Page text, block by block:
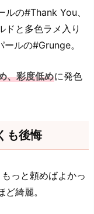
の#Thank You、
ドと多色ラメ入り
ルの#Grunge。
、彩度低めに発色
も後悔
っと頼めばよかっ
綺麗。